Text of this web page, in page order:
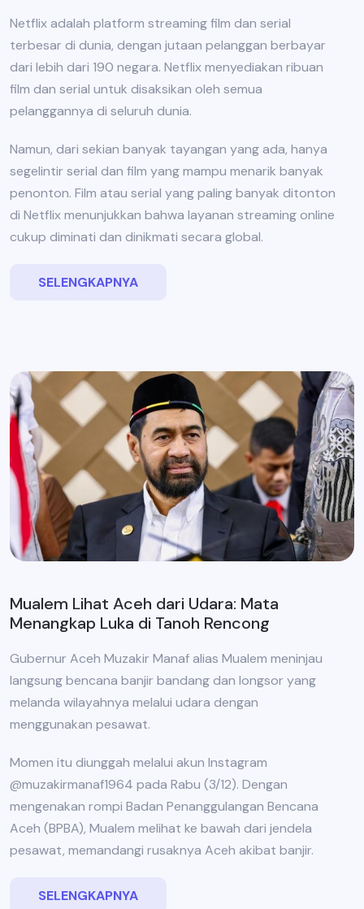
Netflix adalah platform streaming film dan serial
terbesar di dunia, dengan jutaan pelanggan berbayar
dari lebih dari 190 negara. Netflix menyediakan ribuan
film dan serial untuk disaksikan oleh semua
pelanggannya di seluruh dunia.
Namun, dari sekian banyak tayangan yang ada, hanya
segelintir serial dan film yang mampu menarik banyak
penonton. Film atau serial yang paling banyak ditonton
di Netflix menunjukkan bahwa layanan streaming online
cukup diminati dan dinikmati secara global.
SELENGKAPNYA
Mualem Lihat Aceh dari Udara: Mata
Menangkap Luka di Tanoh Rencong
Gubernur Aceh Muzakir Manaf alias Mualem meninjau
langsung bencana banjir bandang dan longsor yang
melanda wilayahnya melalui udara dengan
menggunakan pesawat.
Momen itu diunggah melalui akun Instagram
@muzakirmanaf1964 pada Rabu (3/12). Dengan
mengenakan rompi Badan Penanggulangan Bencana
Aceh (BPBA), Mualem melihat ke bawah dari jendela
pesawat, memandangi rusaknya Aceh akibat banjir.
SELENGKAPNYA